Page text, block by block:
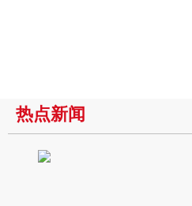
热点新闻